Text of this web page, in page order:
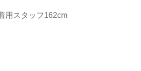
用スタッフ162cm